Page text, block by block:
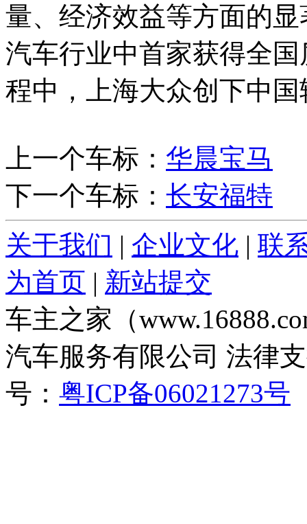
量、经济效益等方面的
汽车行业中首家获得全
程中，上海大众创下中
上一个车标： 华晨宝马
下一个车标： 长安福特
关于我们 | 企业文化 | 联
为首页 | 新站提交
车主之家（
汽车服务有限公司 法律
号： 粤ICP备06021273号